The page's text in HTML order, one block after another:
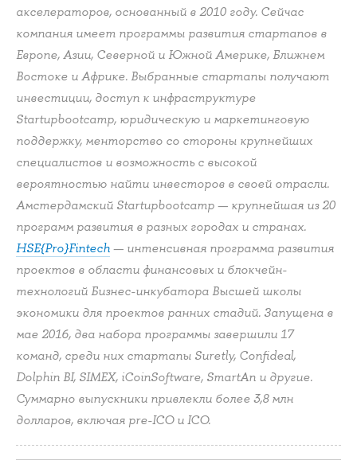
акселераторов, основанный в 2010 году. Сейчас
компания имеет программы развития стартапов в
Европе, Азии, Северной и Южной Америке, Ближнем
Востоке и Африке. Выбранные стартапы получают
инвестиции, доступ к инфраструктуре
Startupbootcamp, юридическую и маркетинговую
поддержку, менторство со стороны крупнейших
специалистов и возможность с высокой
вероятностью найти инвесторов в своей отрасли.
Амстердамский Startupbootcamp — крупнейшая из 20
программ развития в разных городах и странах.
HSE{Pro}Fintech — интенсивная программа развития
проектов в области финансовых и блокчейн-
технологий Бизнес-инкубатора Высшей школы
экономики для проектов ранних стадий. Запущена в
мае 2016, два набора программы завершили 17
команд, среди них стартапы Suretly, Confideal,
Dolphin BI, SIMEX, iCoinSoftware, SmartAn и другие.
Суммарно выпускники привлекли более 3,8 млн
долларов, включая pre-ICO и ICO.